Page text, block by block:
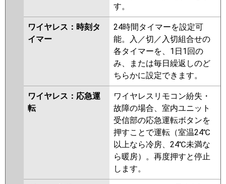
す。
ワイヤレス：時刻タ
イマー
24時間タイマーを設定可
能。入／切／入切組合せの
各タイマーを、1日1回の
み、または毎日繰返しのど
ちらかに設定できます。
ワイヤレス：応急運
転
ワイヤレスリモコン紛失・
故障の場合、室内ユニット
受信部の応急運転ボタンを
押すことで運転（室温24℃
以上なら冷房、24℃未満な
ら暖房）。再度押すと停止
します。